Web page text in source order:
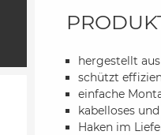
hergestellt
schützt
einfache
kabelloses
Haken im